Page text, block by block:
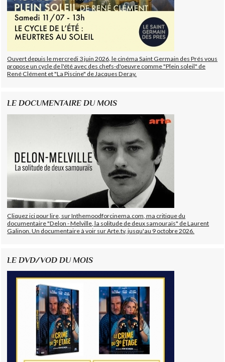
Ouvert depuis le mercredi 3 juin 2026, le cinéma Saint Germain des Prés vous
propose un cycle de l'été avec des chefs-d'oeuvre comme "Plein soleil" de
René Clément et "La Piscine" de Jacques Deray.
LE DOCUMENTAIRE DU MOIS
Cliquez ici pour lire, sur Inthemoodforcinema.com, ma critique du
documentaire "Delon - Melville, la solitude de deux samouraïs" de Laurent
Galinon. Un documentaire à voir sur Arte.tv, jusqu'au 9 octobre 2026.
LE DVD/VOD DU MOIS